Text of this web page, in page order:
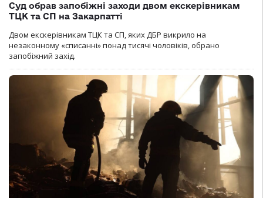
Суд обрав запобіжні заходи двом екскерівникам
ТЦК та СП на Закарпатті
Двом екскерівникам ТЦК та СП, яких ДБР викрило на
незаконному «списанні» понад тисячі чоловіків, обрано
запобіжний захід.